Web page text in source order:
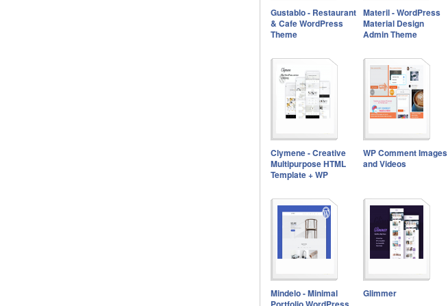
Gustablo - Restaurant
& Cafe WordPress
Theme
Materil - WordPress
Material Design
Admin Theme
Clymene - Creative
Multipurpose HTML
Template + WP
WP Comment Images
and Videos
Mindelo - Minimal
Glimmer